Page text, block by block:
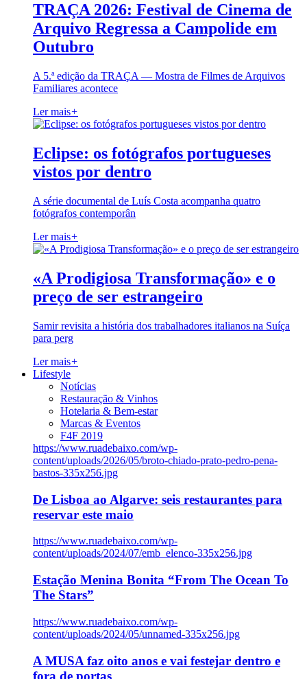
TRAÇA 2026: Festival de Cinema de
Arquivo Regressa a Campolide em
Outubro
A 5.ª edição da TRAÇA — Mostra de Filmes de Arquivos
Familiares acontece
Ler mais+
Eclipse: os fotógrafos portugueses
vistos por dentro
A série documental de Luís Costa acompanha quatro
fotógrafos contemporân
Ler mais+
«A Prodigiosa Transformação» e o
preço de ser estrangeiro
Samir revisita a história dos trabalhadores italianos na Suíça
para perg
Ler mais+
Lifestyle
Notícias
Restauração & Vinhos
Hotelaria & Bem-estar
Marcas & Eventos
F4F 2019
https://www.ruadebaixo.com/wp-
content/uploads/2026/05/broto-chiado-prato-pedro-pena-
bastos-335x256.jpg
De Lisboa ao Algarve: seis restaurantes para
reservar este maio
https://www.ruadebaixo.com/wp-
content/uploads/2024/07/emb_elenco-335x256.jpg
Estação Menina Bonita “From The Ocean To
The Stars”
https://www.ruadebaixo.com/wp-
content/uploads/2024/05/unnamed-335x256.jpg
A MUSA faz oito anos e vai festejar dentro e
fora de portas